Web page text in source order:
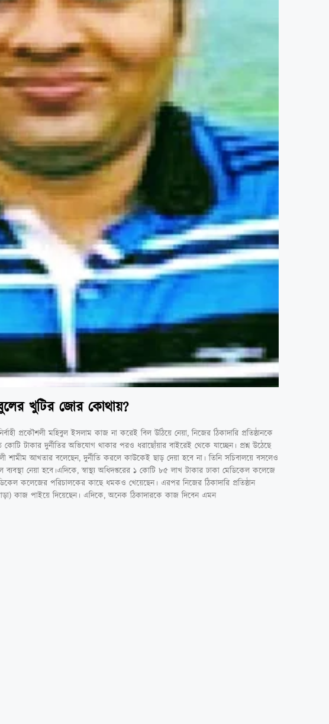
খুটির জোর কোথায়?
প্রকৌশলী মহিবুল ইসলাম কাজ না করেই বিল উঠিয়ে নেয়া, নিজের ঠিকাদারি প্রতিষ্ঠানকে
টাকার দুর্নীতির অভিযোগ থাকার পরও ধরাছোঁয়ার বাইরেই থেকে যাচ্ছেন। প্রশ্ন উঠেছে
আখতার বলেছেন, দুর্নীতি করলে কাউকেই ছাড় দেয়া হবে না। তিনি সচিবালয়ে বসলেও
নেয়া হবে।এদিকে, স্বাস্থ্য অধিদপ্তরের ১ কোটি ৮৫ লাখ টাকার ঢাকা মেডিকেল কলেজে
কলেজের পরিচালকের কাছে ধমকও খেয়েছেন। এরপর নিজের ঠিকাদারি প্রতিষ্ঠান
কাজ পাইয়ে দিয়েছেন। এদিকে, অনেক ঠিকাদারকে কাজ দিবেন এমন